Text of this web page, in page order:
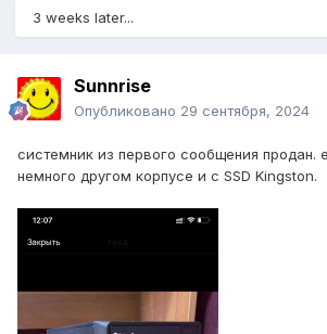
3 weeks later...
Sunnrise
Опубликовано 29 сентября, 2024
системник из первого сообщения продан.
немного другом корпусе и с SSD Kingston.